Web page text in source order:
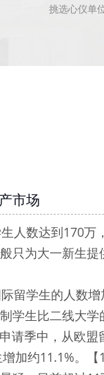
挑选心仪单
市场
人数达到170万
只为大一新生
留学生的人数
学生比二线大学
请季中，从欧盟
加约11.1%。【1